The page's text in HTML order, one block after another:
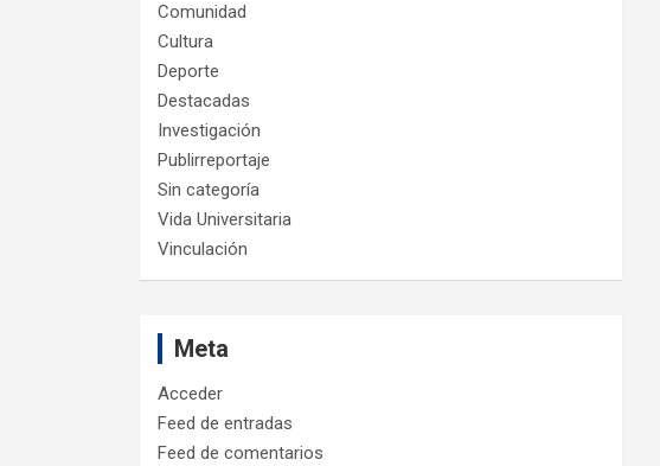
Comunidad
Cultura
Deporte
Destacadas
Investigación
Publirreportaje
Sin categoría
Vida Universitaria
Vinculación
Meta
Acceder
Feed de entradas
Feed de comentarios